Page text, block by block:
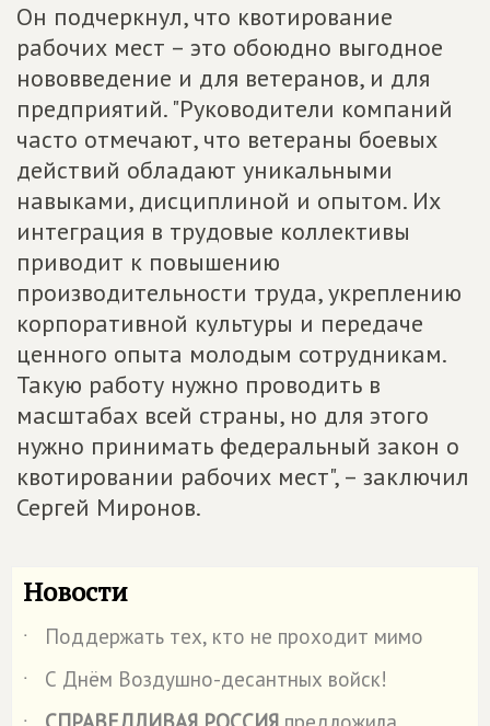
Он подчеркнул, что квотирование
рабочих мест – это обоюдно выгодное
нововведение и для ветеранов, и для
предприятий. "Руководители компаний
часто отмечают, что ветераны боевых
действий обладают уникальными
навыками, дисциплиной и опытом. Их
интеграция в трудовые коллективы
приводит к повышению
производительности труда, укреплению
корпоративной культуры и передаче
ценного опыта молодым сотрудникам.
Такую работу нужно проводить в
масштабах всей страны, но для этого
нужно принимать федеральный закон о
квотировании рабочих мест", – заключил
Сергей Миронов.
Новости
˙
Поддержать тех, кто не проходит мимо
˙
С Днём Воздушно-десантных войск!